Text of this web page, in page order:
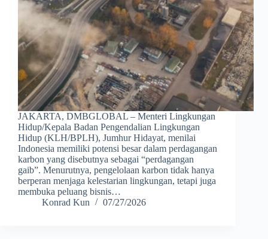
JAKARTA, DMBGLOBAL – Menteri Lingkungan
Hidup/Kepala Badan Pengendalian Lingkungan
Hidup (KLH/BPLH), Jumhur Hidayat, menilai
Indonesia memiliki potensi besar dalam perdagangan
karbon yang disebutnya sebagai “perdagangan
gaib”. Menurutnya, pengelolaan karbon tidak hanya
berperan menjaga kelestarian lingkungan, tetapi juga
membuka peluang bisnis…
Konrad Kun
07/27/2026